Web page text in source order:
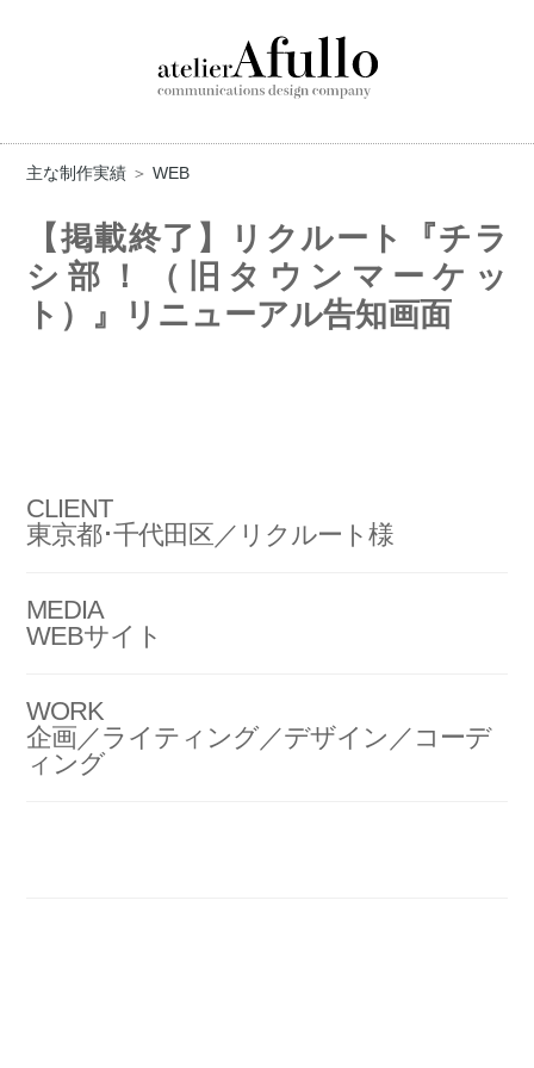
主な制作実績 ＞ WEB
【掲載終了】リクルート『チラ
シ部！（旧タウンマーケッ
ト）』リニューアル告知画面
CLIENT
東京都･千代田区／リクルート様
MEDIA
WEBサイト
WORK
企画／ライティング／デザイン／コーデ
ィング